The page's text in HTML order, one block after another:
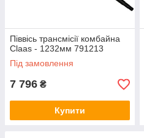
Піввісь трансмісії комбайна
Claas - 1232мм 791213
Під замовлення
7 796 ₴
Купити